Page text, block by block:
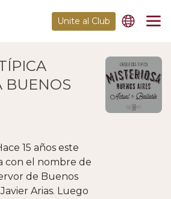
Unite al Club
BUENOS
15 años este
con el nombre de
de Buenos
Arias. Luego